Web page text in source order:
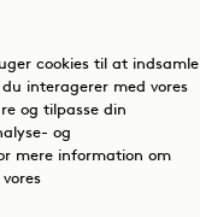
cookies til at indsamle
interagerer med vores
og tilpasse din
og
mere information om